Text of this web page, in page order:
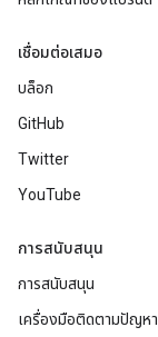
เชื่อมต่อเสมอ
บล็อก
GitHub
Twitter
YouTube
การสนับสนุน
การสนับสนุน
เครื่องมือติดตามปัญหา